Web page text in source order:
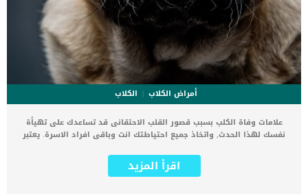
أمراض الكلاب
الكلاب
علامات وفاة الكلب بسبب قصور القلب الاحتقانى قد تساعدك على تهيأة
نفسك لهذا الحدث, واتخاذ جميع احتياطتك انت وباقى افراد الاسرة. يعتبر
يتعرض لها جميع الكائنات الحية بما فى ذلك الكلاب والقطط. كما ان القلب
يعتبر عضوا رئيسيا فى جسم الكلاب, واى قصور به يعتبر قصور فى باقى
اقرأ المزيد